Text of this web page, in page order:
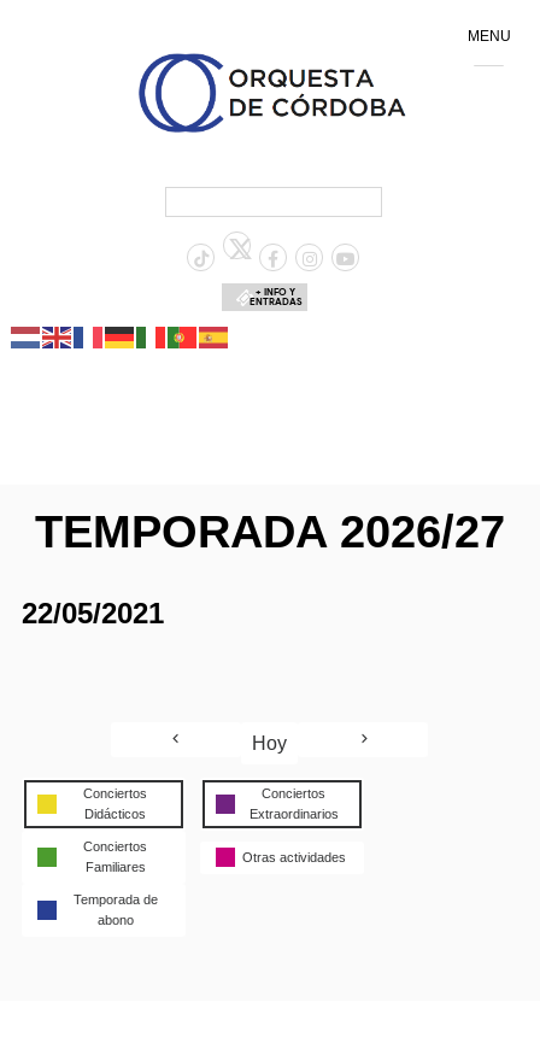
+ INFO Y
ENTRADAS
TEMPORADA 2026/27
22/05/2021
Hoy
Conciertos
Didácticos
Conciertos
Extraordinarios
Conciertos
Familiares
Otras actividades
Temporada de
abono
MENU